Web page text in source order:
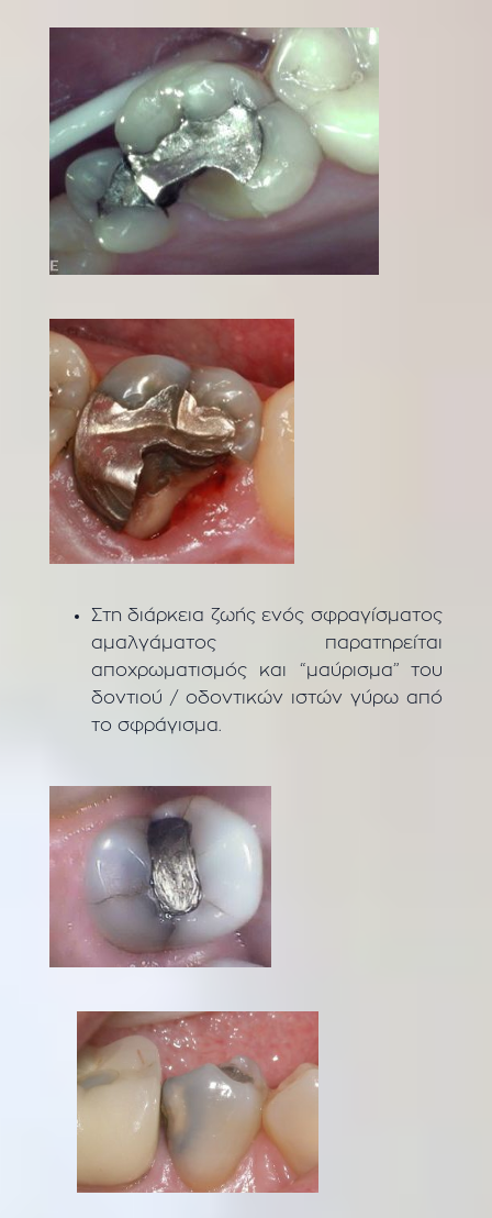
Στη διάρκεια ζωής ενός σφραγίσματος
αμαλγάματος παρατηρείται
αποχρωματισμός και “μαύρισμα” του
δοντιού / οδοντικών ιστών γύρω από
το σφράγισμα.